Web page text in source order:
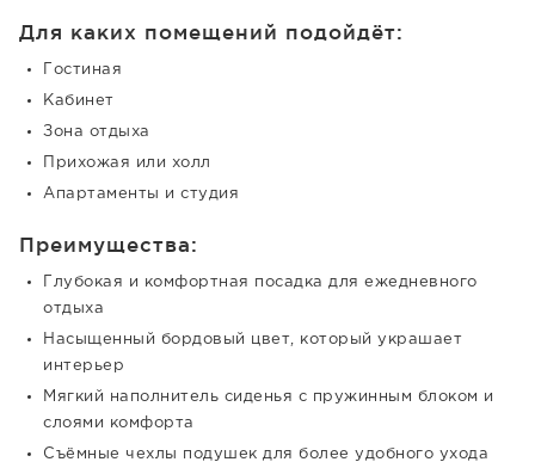
Для каких помещений подойдёт:
Гостиная
Кабинет
Зона отдыха
Прихожая или холл
Апартаменты и студия
Преимущества:
Глубокая и комфортная посадка для ежедневного
отдыха
Насыщенный бордовый цвет, который украшает
интерьер
Мягкий наполнитель сиденья с пружинным блоком и
слоями комфорта
Съёмные чехлы подушек для более удобного ухода